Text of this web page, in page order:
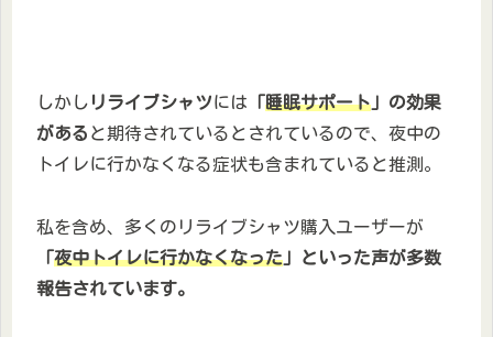
しかし リライブシャツには 「睡眠サポート 」の効果
がある と期待されているとされているので、夜中の
トイレに行かなくなる症状も含まれていると推測。
私を含め、多くのリライブシャツ購入ユーザーが
「夜中トイレに行かなくなった 」といった声が多数
報告されています。